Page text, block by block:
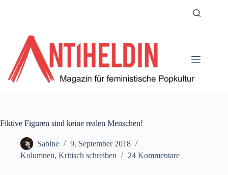
Fiktive Figuren sind keine realen Menschen!
Sabine
9. September 2018
Kolumnen, Kritisch schreiben 24 Kommentare